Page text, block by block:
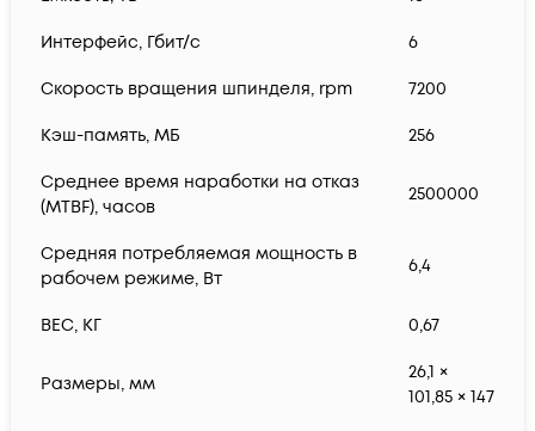
Интерфейс, Гбит/с 6
Скорость вращения шпинделя, rpm 7200
Кэш-память, МБ 256
Среднее время наработки на отказ
(MTBF), часов
2500000
Средняя потребляемая мощность в
рабочем режиме, Вт
6,4
ВЕС, КГ 0,67
Размеры, мм
26,1 ×
101,85 × 147